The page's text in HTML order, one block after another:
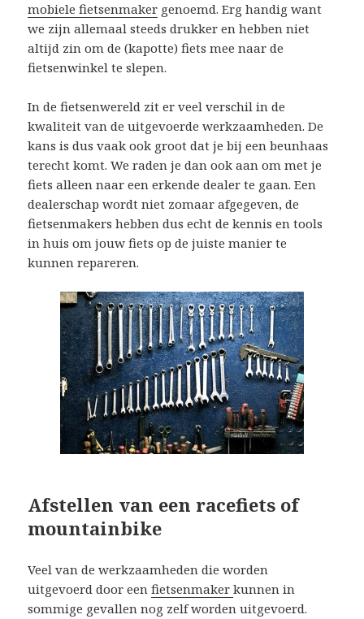
mobiele fietsenmaker genoemd. Erg handig want
we zijn allemaal steeds drukker en hebben niet
altijd zin om de (kapotte) fiets mee naar de
fietsenwinkel te slepen.
In de fietsenwereld zit er veel verschil in de
kwaliteit van de uitgevoerde werkzaamheden. De
kans is dus vaak ook groot dat je bij een beunhaas
terecht komt. We raden je dan ook aan om met je
fiets alleen naar een erkende dealer te gaan. Een
dealerschap wordt niet zomaar afgegeven, de
fietsenmakers hebben dus echt de kennis en tools
in huis om jouw fiets op de juiste manier te
kunnen repareren.
Afstellen van een racefiets of
mountainbike
Veel van de werkzaamheden die worden
uitgevoerd door eenfietsenmakerkunnen in
sommige gevallen nog zelf worden uitgevoerd.